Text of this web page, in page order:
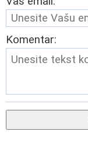
Komentar: